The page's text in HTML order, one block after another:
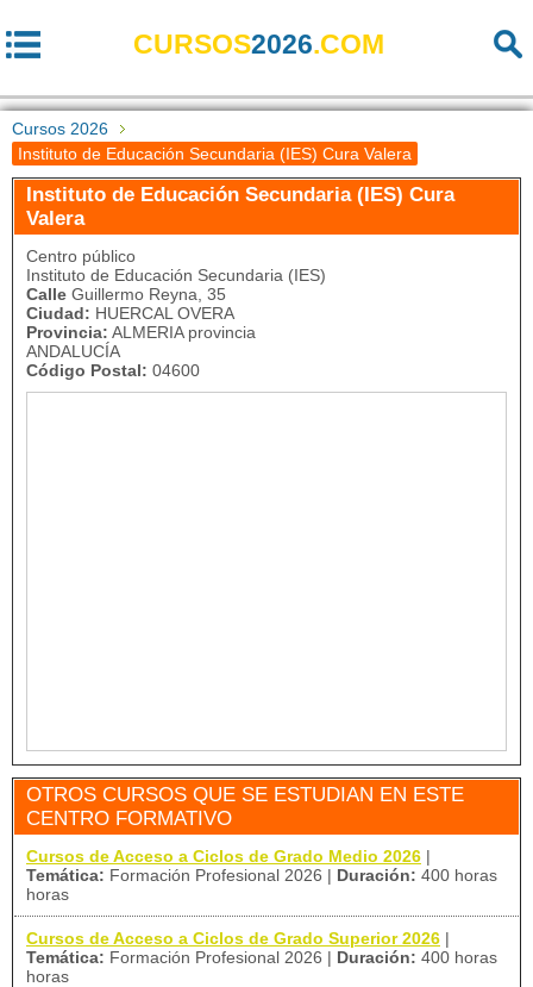
CURSOS2026.COM
Cursos 2026
Instituto de Educación Secundaria (IES) Cura Valera
Instituto de Educación Secundaria (IES) Cura
Valera
Centro público
Instituto de Educación Secundaria (IES)
Calle Guillermo Reyna, 35
Ciudad: HUERCAL OVERA
Provincia: ALMERIA provincia
ANDALUCÍA
Código Postal: 04600
OTROS CURSOS QUE SE ESTUDIAN EN ESTE
CENTRO FORMATIVO
Cursos de Acceso a Ciclos de Grado Medio 2026 |
Temática: Formación Profesional 2026 | Duración: 400 horas
horas
Cursos de Acceso a Ciclos de Grado Superior 2026 |
Temática: Formación Profesional 2026 | Duración: 400 horas
horas